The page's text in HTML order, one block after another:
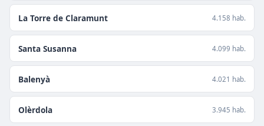
La Torre de Claramunt 4.158 hab.
Santa Susanna 4.099 hab.
Balenyà 4.021 hab.
Olèrdola 3.945 hab.